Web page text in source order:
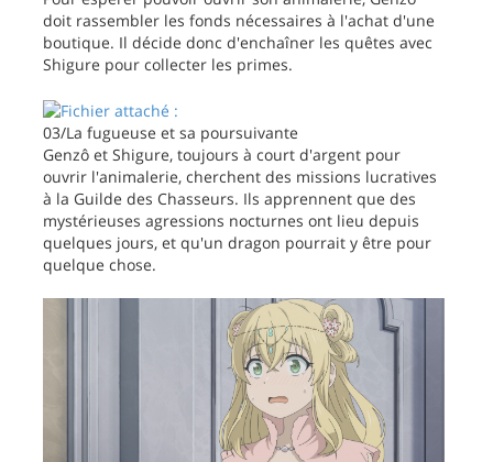
doit rassembler les fonds nécessaires à l'achat d'une
boutique. Il décide donc d'enchaîner les quêtes avec
Shigure pour collecter les primes.
03/La fugueuse et sa poursuivante
Genzô et Shigure, toujours à court d'argent pour
ouvrir l'animalerie, cherchent des missions lucratives
à la Guilde des Chasseurs. Ils apprennent que des
mystérieuses agressions nocturnes ont lieu depuis
quelques jours, et qu'un dragon pourrait y être pour
quelque chose.